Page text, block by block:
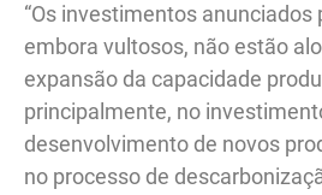
“Os investimentos anunciados
embora vultosos, não estão
expansão da capacidade
principalmente, no
desenvolvimento de novos
no processo de